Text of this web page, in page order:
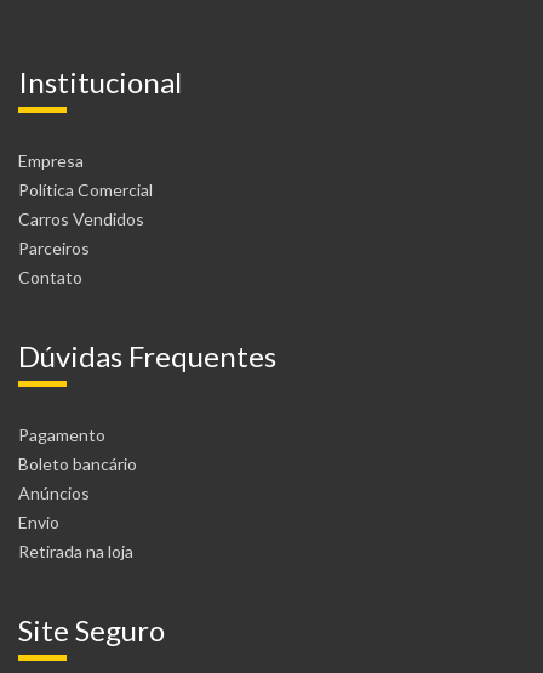
Institucional
Empresa
Política Comercial
Carros Vendidos
Parceiros
Contato
Dúvidas Frequentes
Pagamento
Boleto bancário
Anúncios
Envio
Retirada na loja
Site Seguro